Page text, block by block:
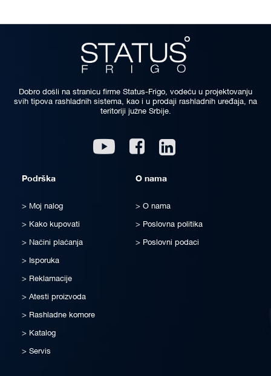
Dobro došli na stranicu firme Status-Frigo, vodeću u projektovanju
svih tipova rashladnih sistema, kao i u prodaji rashladnih uređaja, na
teritoriji južne Srbije.
Youtube Facebook
Podrška
Moj nalog
Kako kupovati
Načini plaćanja
Isporuka
Reklamacije
Atesti proizvoda
Rashladne komore
Katalog
Servis
O nama
O nama
Poslovna politika
Poslovni podaci